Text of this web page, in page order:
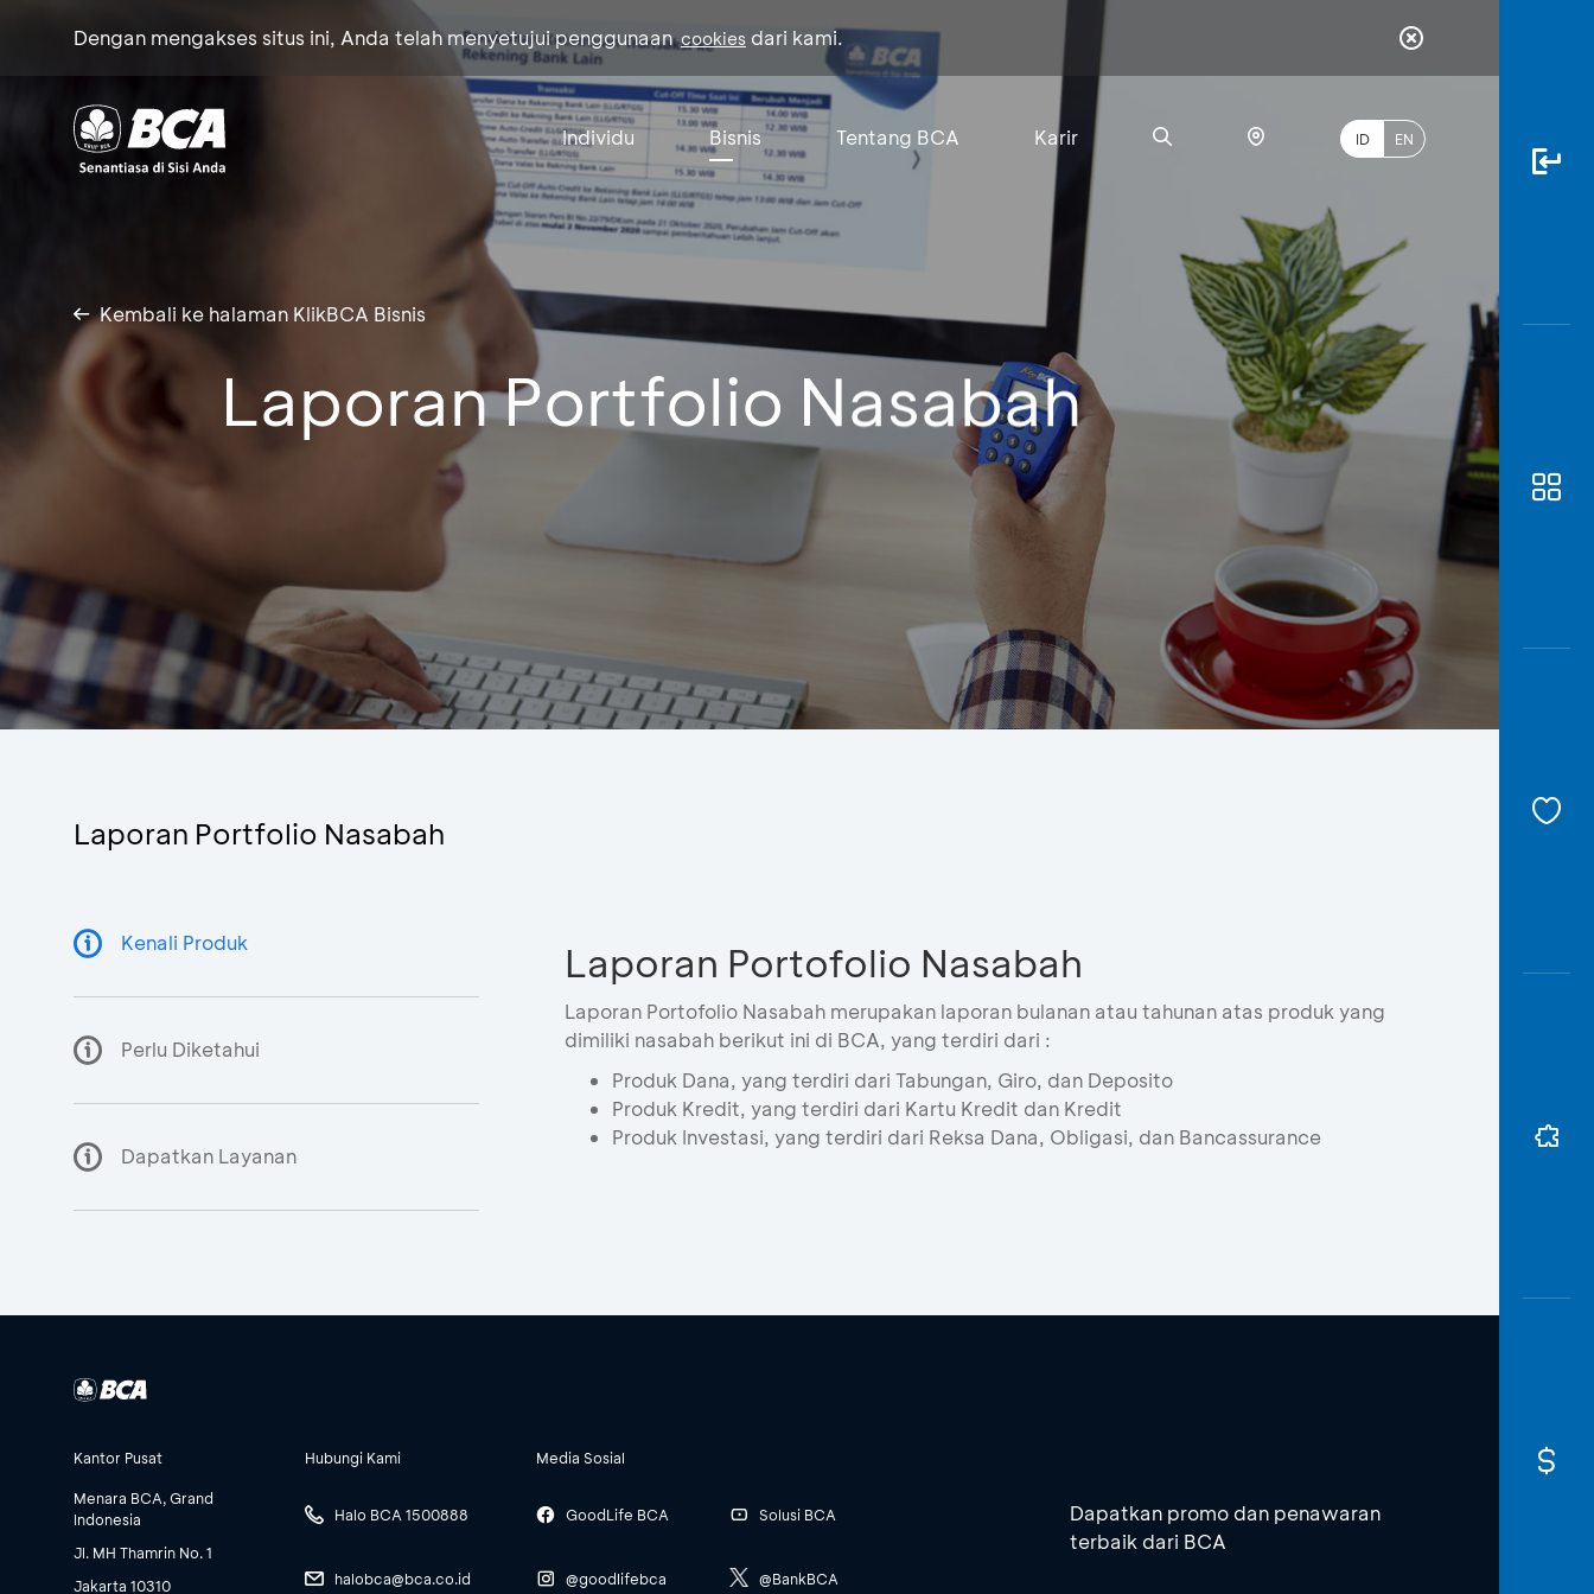
Dengan mengakses situs ini, Anda telah menyetujui penggunaancookies dari kami.
Individu Bisnis Tentang BCA Karir ID EN
PALING
BANYAK
DICARI
Kembali ke halaman KlikBCA Bisnis
Laporan Portfolio Nasabah
Laporan Portfolio Nasabah
Kenali Produk
Perlu Diketahui
Dapatkan Layanan
Laporan Portofolio Nasabah
Laporan Portofolio Nasabah merupakan laporan bulanan atau tahunan atas produk yang
dimiliki nasabah berikut ini di BCA, yang terdiri dari :
Produk Dana, yang terdiri dari Tabungan, Giro, dan Deposito
Produk Kredit, yang terdiri dari Kartu Kredit dan Kredit
Produk Investasi, yang terdiri dari Reksa Dana, Obligasi, dan Bancassurance
Kantor Pusat
Menara BCA, Grand
Indonesia
Jl. MH Thamrin No. 1
Jakarta 10310
Hubungi Kami
Halo BCA 1500888
halobca@bca.co.id
Media Sosial
GoodLife BCA
@goodlifebca
Solusi BCA
@BankBCA
Dapatkan promo dan penawaran
terbaik dari BCA